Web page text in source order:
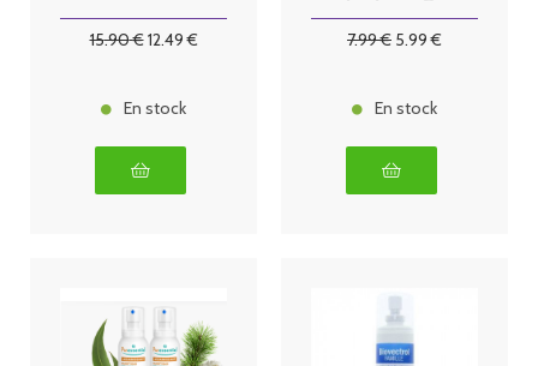
anti-
moustiques
électrique +
30ml
15.90€12.49€
En stock
moustiques -
100ml
7.99€ 5.99 €
En stock